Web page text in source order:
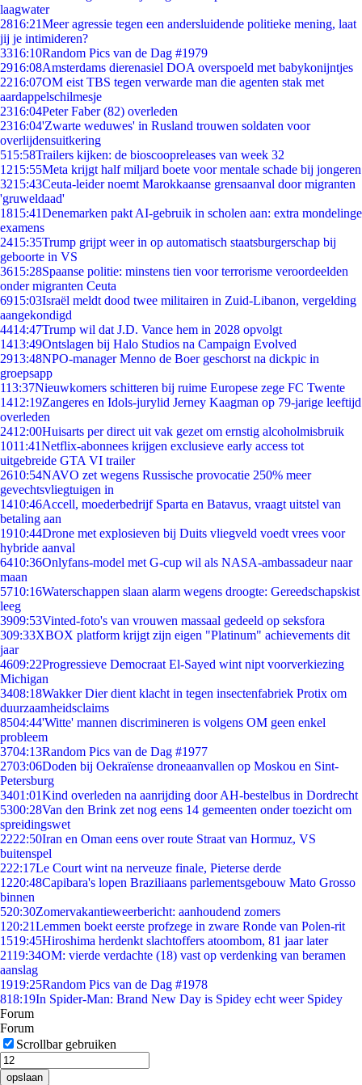
laagwater
2816:21Meer agressie tegen een andersluidende politieke mening, laat
jij je intimideren?
3316:10Random Pics van de Dag #1979
2916:08Amsterdams dierenasiel DOA overspoeld met babykonijntjes
2216:07OM eist TBS tegen verwarde man die agenten stak met
aardappelschilmesje
2316:04Peter Faber (82) overleden
2316:04'Zwarte weduwes' in Rusland trouwen soldaten voor
overlijdensuitkering
515:58Trailers kijken: de bioscoopreleases van week 32
1215:55Meta krijgt half miljard boete voor mentale schade bij jongeren
3215:43Ceuta-leider noemt Marokkaanse grensaanval door migranten
'gruweldaad'
1815:41Denemarken pakt AI-gebruik in scholen aan: extra mondelinge
examens
2415:35Trump grijpt weer in op automatisch staatsburgerschap bij
geboorte in VS
3615:28Spaanse politie: minstens tien voor terrorisme veroordeelden
onder migranten Ceuta
6915:03Israël meldt dood twee militairen in Zuid-Libanon, vergelding
aangekondigd
4414:47Trump wil dat J.D. Vance hem in 2028 opvolgt
1413:49Ontslagen bij Halo Studios na Campaign Evolved
2913:48NPO-manager Menno de Boer geschorst na dickpic in
groepsapp
113:37Nieuwkomers schitteren bij ruime Europese zege FC Twente
1412:19Zangeres en Idols-jurylid Jerney Kaagman op 79-jarige leeftijd
overleden
2412:00Huisarts per direct uit vak gezet om ernstig alcoholmisbruik
1011:41Netflix-abonnees krijgen exclusieve early access tot
uitgebreide GTA VI trailer
2610:54NAVO zet wegens Russische provocatie 250% meer
gevechtsvliegtuigen in
1410:46Accell, moederbedrijf Sparta en Batavus, vraagt uitstel van
betaling aan
1910:44Drone met explosieven bij Duits vliegveld voedt vrees voor
hybride aanval
6410:36Onlyfans-model met G-cup wil als NASA-ambassadeur naar
maan
5710:16Waterschappen slaan alarm wegens droogte: Gereedschapskist
leeg
3909:53Vinted-foto's van vrouwen massaal gedeeld op seksfora
309:33XBOX platform krijgt zijn eigen "Platinum" achievements dit
jaar
4609:22Progressieve Democraat El-Sayed wint nipt voorverkiezing
Michigan
3408:18Wakker Dier dient klacht in tegen insectenfabriek Protix om
duurzaamheidsclaims
8504:44'Witte' mannen discrimineren is volgens OM geen enkel
probleem
3704:13Random Pics van de Dag #1977
2703:06Doden bij Oekraïense droneaanvallen op Moskou en Sint-
Petersburg
3401:01Kind overleden na aanrijding door AH-bestelbus in Dordrecht
5300:28Van den Brink zet nog eens 14 gemeenten onder toezicht om
spreidingswet
2222:50Iran en Oman eens over route Straat van Hormuz, VS
buitenspel
222:17Le Court wint na nerveuze finale, Pieterse derde
1220:48Capibara's lopen Braziliaans parlementsgebouw Mato Grosso
binnen
520:30Zomervakantieweerbericht: aanhoudend zomers
1 20:21Lemmen boekt eerste profzege in zware Ronde van Polen-rit
1519:45Hiroshima herdenkt slachtoffers atoombom, 81 jaar later
2119:34OM: vierde verdachte (18) vast op verdenking van beramen
aanslag
1919:25Random Pics van de Dag #1978
818:19In Spider-Man: Brand New Day is Spidey echt weer Spidey
Forum
Forum
Scrollbar gebruiken
opslaan